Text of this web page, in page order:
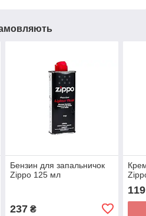
Бензин для запальничок
Zippo 125 мл
237₴
119